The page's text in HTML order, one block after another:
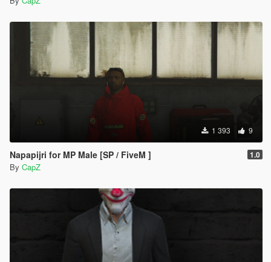
1 393 9
Napapijri for MP Male [SP / FiveM ] 1.0
By CapZ